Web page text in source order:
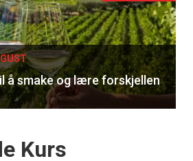
å smake og lære forskjellen
Kurs